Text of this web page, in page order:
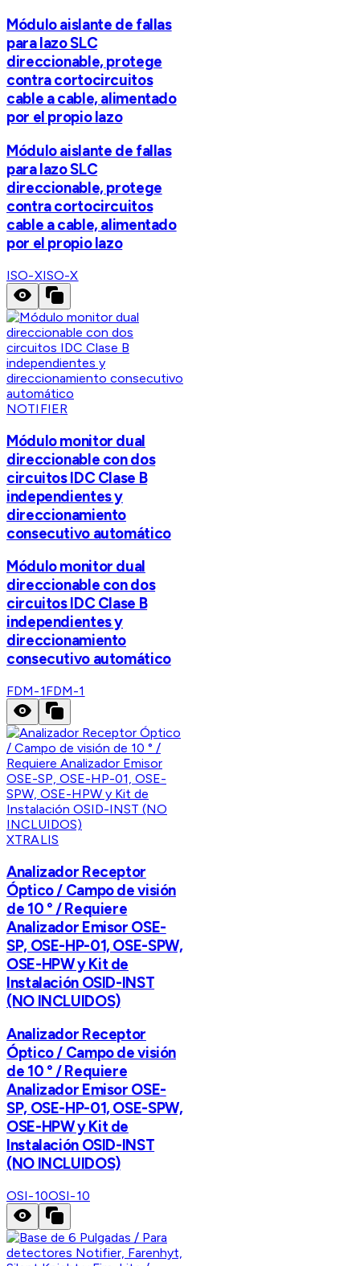
Módulo aislante de fallas
para lazo SLC
direccionable, protege
contra cortocircuitos
cable a cable, alimentado
por el propio lazo
Módulo aislante de fallas
para lazo SLC
direccionable, protege
contra cortocircuitos
cable a cable, alimentado
por el propio lazo
ISO-XISO-X
NOTIFIER
Módulo monitor dual
direccionable con dos
circuitos IDC Clase B
independientes y
direccionamiento
consecutivo automático
Módulo monitor dual
direccionable con dos
circuitos IDC Clase B
independientes y
direccionamiento
consecutivo automático
FDM-1FDM-1
XTRALIS
Analizador Receptor
Óptico / Campo de visión
de 10 ° / Requiere
Analizador Emisor OSE-
SP, OSE-HP-01, OSE-SPW,
OSE-HPW y Kit de
Instalación OSID-INST
(NO INCLUIDOS)
Analizador Receptor
Óptico / Campo de visión
de 10 ° / Requiere
Analizador Emisor OSE-
SP, OSE-HP-01, OSE-SPW,
OSE-HPW y Kit de
Instalación OSID-INST
(NO INCLUIDOS)
OSI-10OSI-10